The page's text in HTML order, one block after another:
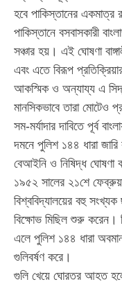
হবে পাকিস্তানের একমাত্র
পাকিস্তানে বসবাসকারী
সঞ্চার হয়। এই ঘোষণা
এবং এতে বিরূপ প্রতিক্রিয়ার
আকস্মিক ও অন্যায্য এ
মানসিকভাবে তারা মোটেও
সম-মর্যাদার দাবিতে পূর্ব
দমনে পুলিশ ১৪৪ ধারা
বেআইনি ও নিষিদ্ধ ঘোষণা
১৯৫২ সালের ২১শে
বিশ্ববিদ্যালয়ের বহু
বিক্ষোভ মিছিল শুরু করেন।
এলে পুলিশ ১৪৪ ধারা
গুলিবর্ষণ করে।
গুলি খেয়ে ঘোরতর আহত